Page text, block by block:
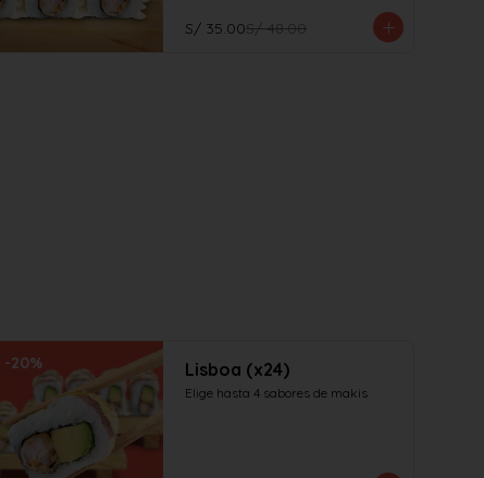
S/ 35.00S/ 48.00
-20% Lisboa (x24)
Elige hasta 4 sabores de makis